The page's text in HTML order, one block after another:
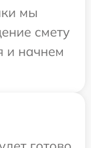
мы
смету
и начнем